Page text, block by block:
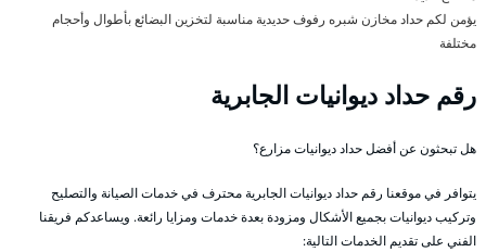
يؤمن لكم حداد مخازن شبره رفوف حديدية مناسبة لتخزين البضائع بأطوال وأحجام
مختلفة
رقم حداد ديوانيات الجابرية
هل تبحثون عن أفضل حداد ديوانيات مزارع؟
يتوافر في موقعنا رقم حداد ديوانيات الجابرية محترف في خدمات الصيانة والتصليح
وتركيب ديوانيات بجميع الأشكال ومزودة بعدة خدمات ومزايا رائعة. ويساعدكم فريقنا
الفني على تقديم الخدمات التالية: